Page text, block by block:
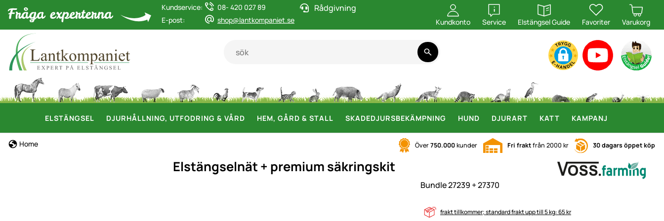
Kundservice:
08- 420 027 89
E-post:
shop@lantkompaniet.se
Rådgivning
Kundkonto Service
öppna
Elstängsel Guide
öppna
Favoriter Varukorg
ELSTÄNGSEL DJURHÅLLNING, UTFODRING & VÅRD HEM, GÅRD & STALL SKADEDJURSBEKÄMPNING HUND DJURART KATT KAMPANJ
Home Över750.000kunder Fri fraktfrån 2000 kr 30 dagars öppet köp
Elstängselnät + premium säkringskit
Bundle 27239 + 27370
frakt tillkommer; standard frakt upp till 5 kg: 65 kr